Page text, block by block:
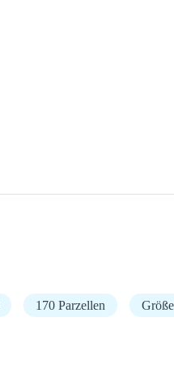
170 Parzellen